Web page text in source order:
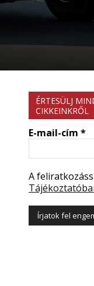
ÉRTESÜLJ
CIKKEINKRŐL
E-mail-cím *
A